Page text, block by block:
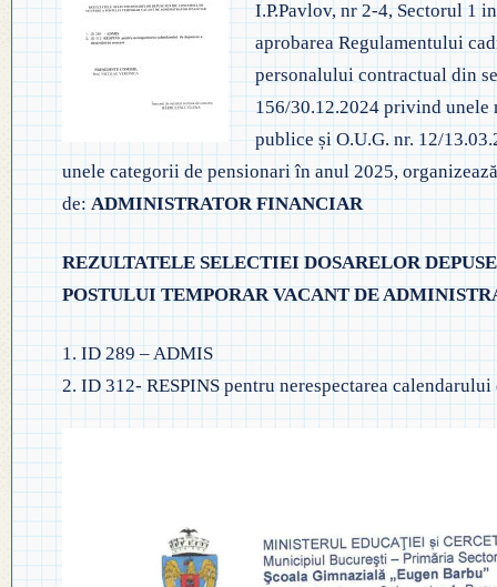
◎ DOCUMENTE UTILE
◎ REGULAMENT INTERN
◎ REGULAMENT ORGANIZARE
◎ FIȘĂ EVALUARE PERSONAL
◎ ÎNCADRARE PROFESORI
◎ PROFESORI LA CLASE
◎ 2020
INSTITUȚIONALĂ
◎ GHID ÎNVĂȚĂMÂNT
◎ CRITERII DE DEPARTAJARE
◎ ORDIN PRIVIND ÎNSCRIEREA
PREȘCOLAR 2025-2026
◎
◎
◎
◎
I.P.Pavlov, nr 2-4, Sectorul 1
aprobarea Regulamentului
personalului contractual din
156/30.12.2024 privind
publice și O.U.G. nr. 12/
unele categorii de pensionari în anul 2025,
de:ADMINISTRATOR FINANCIAR
REZULTATELE SELECTIEI DOSARELOR
POSTULUI TEMPORAR VACANT DE
1. ID 289 – ADMIS
2. ID 312- RESPINS pentru nerespectarea calendarului